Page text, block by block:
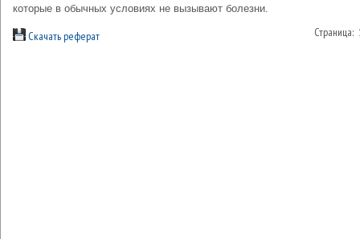
которые в обычных условиях не вызывают болезни.
Скачать реферат Страница: